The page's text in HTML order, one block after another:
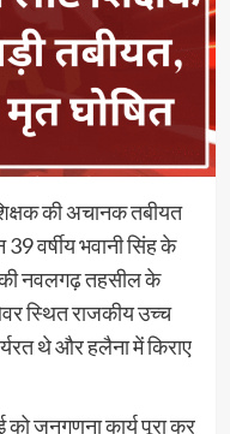
की अचानक तबीयत
वर्षीय भवानी सिंह के
नवलगढ़ तहसील के
स्थित राजकीय उच्च
थे और हलैना में किराए
जनगणना कार्य पूरा कर